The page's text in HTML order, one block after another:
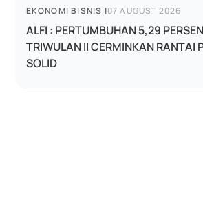
EKONOMI BISNIS |07 AUGUST 2026
ALFI : PERTUMBUHAN 5,29 PERSEN
TRIWULAN II CERMINKAN RANTAI
SOLID